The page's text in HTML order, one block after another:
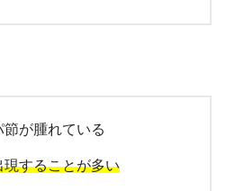
が腫れている
することが多い